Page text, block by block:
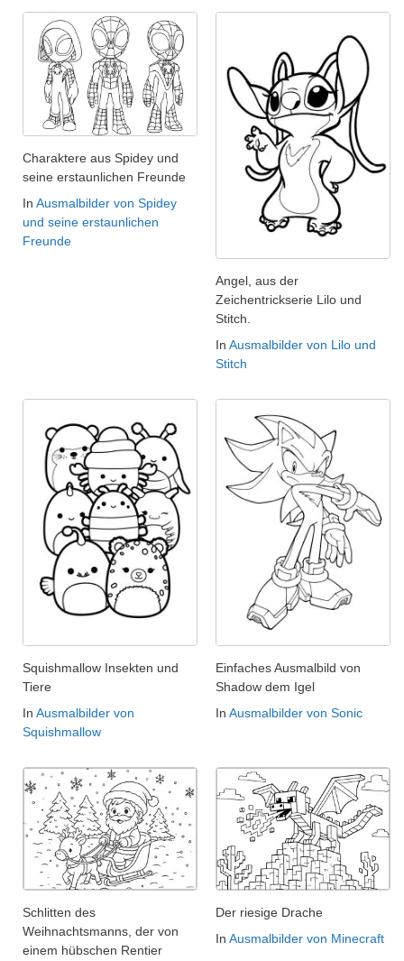
Charaktere aus Spidey und
seine erstaunlichen Freunde
In Ausmalbilder von Spidey
und seine erstaunlichen
Freunde
Angel, aus der
Zeichentrickserie Lilo und
Stitch.
In Ausmalbilder von Lilo und
Stitch
Squishmallow Insekten und
Tiere
In Ausmalbilder von
Squishmallow
Einfaches Ausmalbild von
Shadow dem Igel
In Ausmalbilder von Sonic
Schlitten des
Weihnachtsmanns, der von
einem hübschen Rentier
Der riesige Drache
In Ausmalbilder von Minecraft